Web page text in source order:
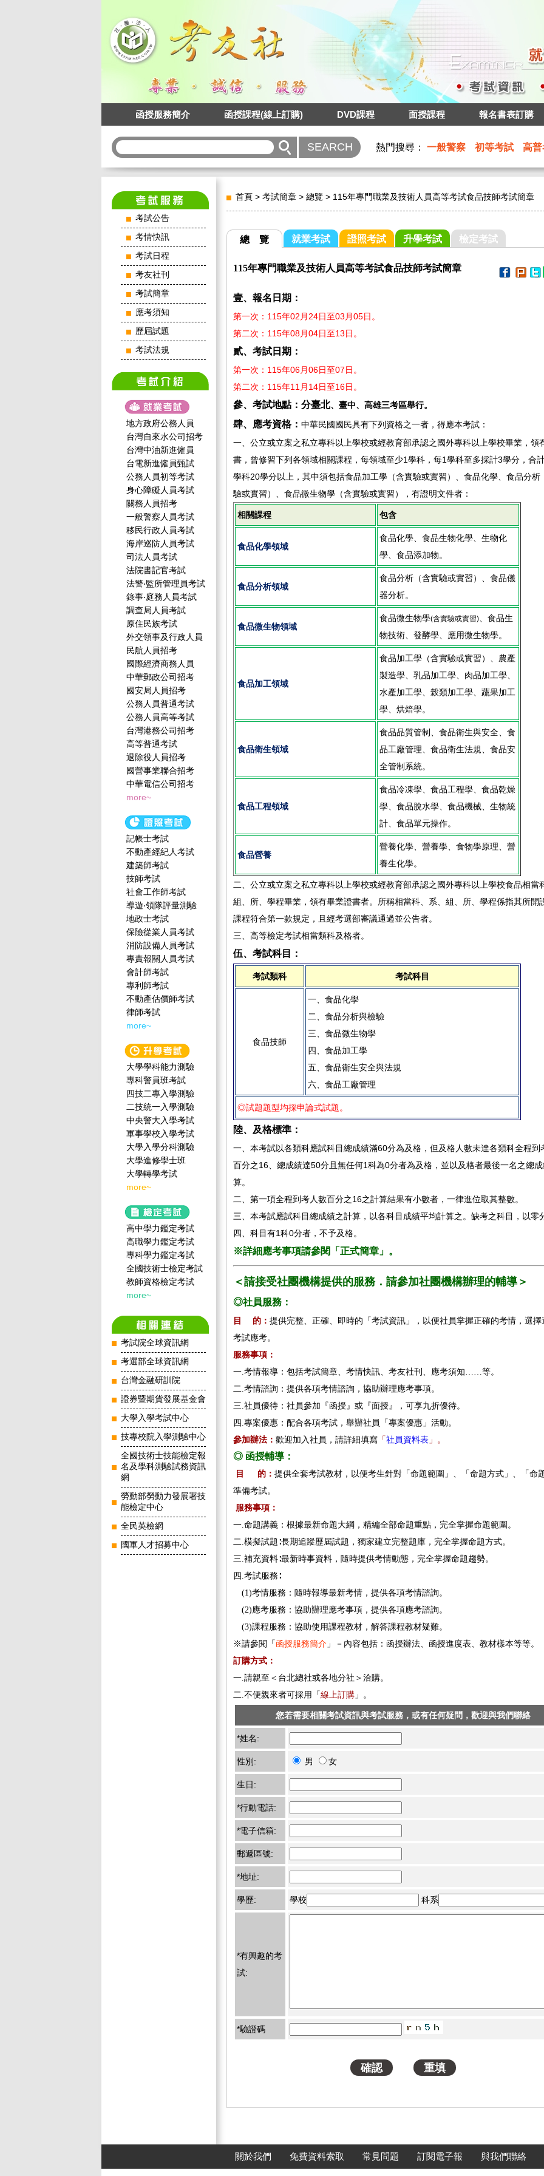
函授服務簡介 函授課程(線上訂購) DVD課程 面授課程 報名書表訂購
熱門搜尋： 一般警察 初等考試 高普
考試公告
考情快訊
考試日程
考友社刊
考試簡章
應考須知
歷屆試題
考試法規
地方政府公務人員
台灣自來水公司招考
台灣中油新進僱員
台電新進僱員甄試
公務人員初等考試
身心障礙人員考試
關務人員招考
一般警察人員考試
移民行政人員考試
海岸巡防人員考試
司法人員考試
法院書記官考試
法警‧監所管理員考試
錄事‧庭務人員考試
調查局人員考試
原住民族考試
外交領事及行政人員
民航人員招考
國際經濟商務人員
中華郵政公司招考
國安局人員招考
公務人員普通考試
公務人員高等考試
台灣港務公司招考
高等普通考試
退除役人員招考
國營事業聯合招考
中華電信公司招考
more~
記帳士考試
不動產經紀人考試
建築師考試
技師考試
社會工作師‍考試
導遊‧領隊評量測驗
地政士考試
保險從業人員考試
消防設備人員考試
專責報關人員考試
會計師考試
專利師考試
不動產估價師考試
律師考試
more~
大學學科能力測驗
專科警員班考試
四技二專入學測驗
二技統一入學測驗
中央警大入學考試
軍事學校入學考試
大學入學分科測驗
大學進修學士班
大學轉學考試
more~
高中學力鑑定考試
高職學力鑑定考試
專科學力鑑定考試
全國技術士檢定考試
教師資格檢定考試
more~
考試院全球資訊網
考選部全球資訊網
台灣金融研訓院
證券暨期貨發展基金會
大學入學考試中心
技專校院入學測驗中心
全國技術士技能檢定報
名及學科測驗試務資訊
網
勞動部勞動力發展署技
能檢定中心
全民英檢網
國軍人才招募中心
首頁 > 考試簡章 > 總覽 > 115年專門職業及技術人員高等考試食品技師考試簡章
總 覽 就業考試 證照考試 升學考試 檢定考試
115年專門職業及技術人員高等考試食品技師考試簡章
壹、報名日期：
第一次：115年02月24日至03月05日。
第二次：115年08月04日至13日。
貳、考試日期：
第一次：115年06月06日至07日。
第二次：115年11月14日至16日。
參、 考試地點 ： 分臺北、臺中、高雄三考區舉行。
肆、 應考資格： 中華民國國民具有下列資格之一者，得應本考試：
一、公立或立案之私立專科以上學校或經教育部承認之國外專科以上學校畢業，領
書，曾修習下列各領域相關課程，每領域至少1學科，每1學科至多採計3學分，合
學科20學分以上，其中須包括食品加工學（含實驗或實習）、食品化學、食品分析
驗或實習）、食品微生物學（含實驗或實習），有證明文件者：
相關課程 包含
食品化學領域
食品化學、食品生物化學、生物化
學、食品添加物。
食品分析領域
食品分析（含實驗或實習）、食品儀
器分析。
食品微生物領域
食品微生物學(含實驗或實習) 、食品生
物技術、發酵學、應用微生物學。
食品加工領域
食品加工學（含實驗或實習）、農產
製造學、乳品加工學、肉品加工學、
水產加工學、榖類加工學、蔬果加工
學、烘焙學。
食品衛生領域
食品品質管制、食品衛生與安全、食
品工廠管理、食品衛生法規、食品安
全管制系統。
食品工程領域
食品冷凍學、食品工程學、食品乾燥
學、食品脫水學、食品機械、生物統
計、食品單元操作。
食品營養
營養化學、營養學、食物學原理、營
養生化學。
二、公立或立案之私立專科以上學校或經教育部承認之國外專科以上學校食品相當
組、所、學程畢業，領有畢業證書者。所稱相當科、系、組、所、學程係指其所開
課程符合第一款規定，且經考選部審議通過並公告者。
三、高等檢定考試相當類科及格者。
伍、考試科目：
考試類科 考試科目
食品技師
一、食品化學
二、食品分析與檢驗
三、食品微生物學
四、食品加工學
五、食品衛生安全與法規
六、食品工廠管理
◎試題題型均採申論式試題。
陸、及格標準：
一、本考試以各類科應試科目總成績滿60分為及格，但及格人數未達各類科全程到
百分之16、總成績達50分且無任何1科為0分者為及格，並以及格者最後一名之總
算。
二、第一項全程到考人數百分之16之計算結果有小數者，一律進位取其整數。
三、本考試應試科目總成績之計算，以各科目成績平均計算之。缺考之科目，以零
四、科目有1科0分者，不予及格。
※詳細應考事項請參閱「正式簡章」。
＜請接受社團機構提供的服務．請參加社團機構辦理的輔導＞
◎社員服務：
目 的： 提供完整、正確、即時的「考試資訊」，以便社員掌握正確的考情，選擇
考試應考。
服務事項：
一.考情報導：包括考試簡章、考情快訊、考友社刊、應考須知……等。
二.考情諮詢：提供各項考情諮詢，協助辦理應考事項。
三.社員優待：社員參加『函授』或『面授』，可享九折優待。
四.專案優惠：配合各項考試，舉辦社員「專案優惠」活動。
參加辦法： 歡迎加入社員，請詳細填寫 「 社員資料表 」。
◎ 函授輔導：
目 的： 提供全套考試教材，以便考生針對「命題範圍」、「命題方式」、「命
準備考試。
服務事項：
一.命題講義：根據最新命題大綱，精編全部命題重點，完全掌握命題範圍。
二.模擬試題∶長期追蹤歷屆試題，獨家建立完整題庫，完全掌握命題方式。
三.補充資料∶最新時事資料，隨時提供考情動態，完全掌握命題趨勢。
四.考試服務∶
(1)考情服務：隨時報導最新考情，提供各項考情諮詢。
(2)應考服務：協助辦理應考事項，提供各項應考諮詢。
(3)課程服務：協助使用課程教材，解答課程教材疑難。
※請參閱「 函授服務簡介 」－內容包括：函授辦法、函授進度表、教材樣本等等。
訂購方式：
一.請親至＜台北總社或各地分社＞洽購。
二.不便親來者可採用「 線上訂購 」。
您若需要相關考試資訊與考試服務，或有任何疑問，歡迎與我們聯絡
*姓名:
性別: 男 女
生日:
*行動電話:
*電子信箱:
郵遞區號:
*地址:
學歷: 學校 科系
*有興趣的考
試:
*驗證碼
關於我們 免費資料索取 常見問題 訂閱電子報 與我們聯絡